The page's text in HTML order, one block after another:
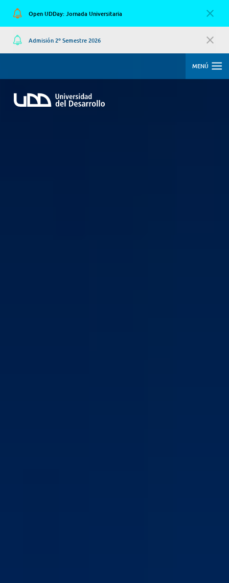
MENÚ
Open UDDay: Jornada Universitaria
Admisión 2º Semestre 2026